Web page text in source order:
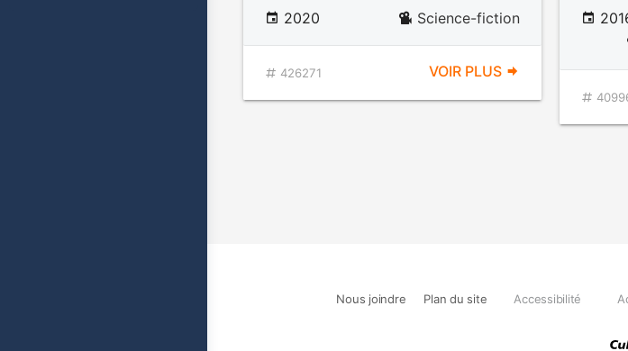
2020 Science-fiction
426271 VOIR PLUS
Nous joindre Plan du site Accessibilité